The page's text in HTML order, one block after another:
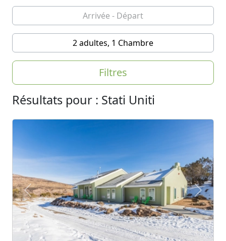
2 adultes, 1 Chambre
Filtres
Résultats pour : Stati Uniti
Previous Next